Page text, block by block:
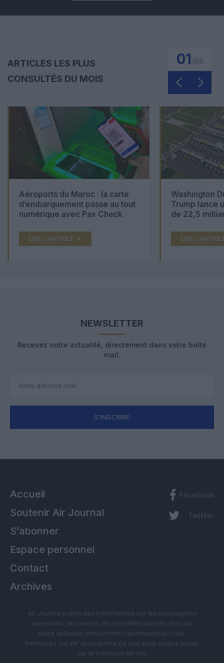
ARTICLES LES PLUS
CONSULTÉS DU MOIS
01
Aéroports du Maroc : la carte
d’embarquement passe au tout
numérique avec Pax Check
LIRE L'ARTICLE
Washington
Trump lance
de 22,5
LIRE
NEWSLETTER
Recevez notre actualité, directement dans votre boîte
mail.
S'INSCRIRE
Accueil
Soutenir Air Journal
S’abonner
Espace personnel
Contact
Archives